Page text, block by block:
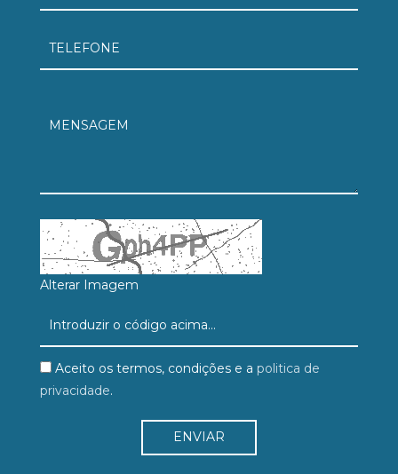
Alterar Imagem
Aceito os termos, condições e a politica de
privacidade.